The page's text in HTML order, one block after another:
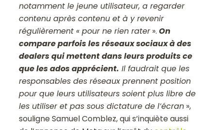
notamment le jeune utilisateur, a regarder
contenu après contenu et à y revenir
régulièrement « pour ne rien rater».On
compare parfois les réseaux sociaux à des
dealers qui mettent dans leurs produits ce
que les ados apprécient. Il faudrait que les
responsables des réseaux prennent position
pour que leurs utilisateurs soient plus libre de
les utiliser et pas sous dictature de l’écran »,
souligne Samuel Comblez, qui s’inquiète aussi